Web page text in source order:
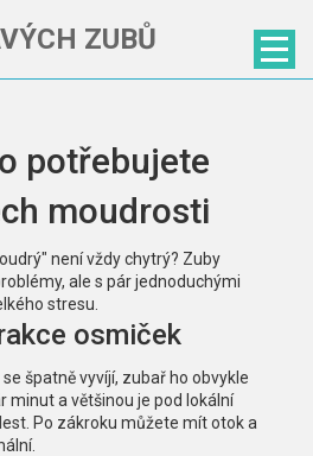
ZUBŮ
potřebujete
moudrosti
není vždy chytrý? Zuby
ale s pár jednoduchými
stresu.
osmiček
špatně vyvíjí, zubař ho obvykle
minut a většinou je pod lokální
Po zákroku můžete mít otok a